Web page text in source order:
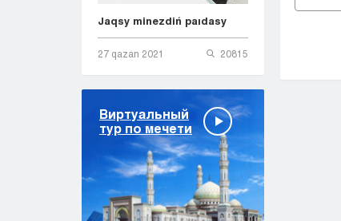
Jaqsy minezdiń paıdasy
27 qazan 2021 20815
Виртуальный
тур по мечети